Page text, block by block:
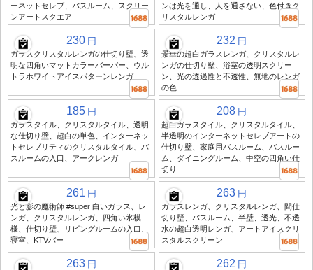
ーネットセレブ、バスルーム、スクリー
ンアートスクエア
ンは光を通し、人を通さない、色付きク
リスタルレンガ
230 円
ガラスクリスタルレンガの仕切り壁、透
明な四角いマットカラーバーバー、ウル
トラホワイトアイスパターンレンガ
232 円
景華の超白ガラスレンガ、クリスタルレ
ンガの仕切り壁、浴室の透明スクリー
ン、光の透過性と不透性、無地のレンガ
の色
185 円
ガラスタイル、クリスタルタイル、透明
な仕切り壁、超白の単色、インターネッ
トセレブリティのクリスタルタイル、バ
スルームの入口、アークレンガ
208 円
超白ガラスタイル、クリスタルタイル、
半透明のインターネットセレブアートの
仕切り壁、家庭用バスルーム、バスルー
ム、ダイニングルーム、中空の四角い仕
切り
261 円
光と影の魔術師 #super 白いガラス、レ
ンガ、クリスタルレンガ、四角い氷模
様、仕切り壁、リビングルームの入口、
寝室、KTVバー
263 円
ガラスレンガ、クリスタルレンガ、間仕
切り壁、バスルーム、半壁、透光、不透
水の超白透明レンガ、アートアイスクリ
スタルスクリーン
263 円 262 円